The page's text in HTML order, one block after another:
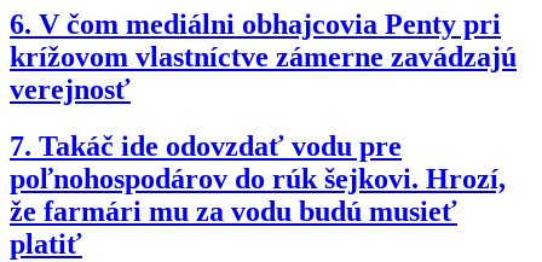
6. V čom mediálni obhajcovia Penty pri
krížovom vlastníctve zámerne zavádzajú
verejnosť
7. Takáč ide odovzdať vodu pre
poľnohospodárov do rúk šejkovi. Hrozí,
že farmári mu za vodu budú musieť
platiť